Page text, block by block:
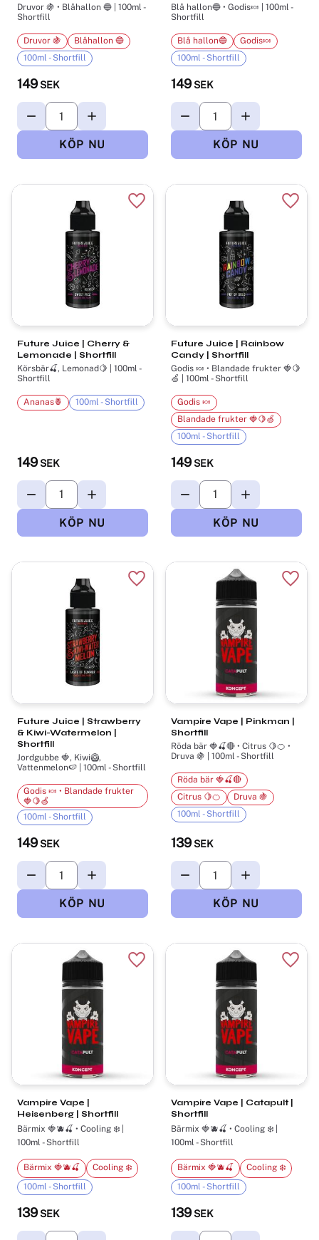
Druvor 🍇 • Blåhallon 🔵 | 100ml -
Shortfill
149 SEK
Druvor 🍇
Blåhallon 🔵
100ml - Shortfill
Blå hallon🔵 • Godis🍬 | 100ml -
Shortfill
149 SEK
Blå hallon🔵
Godis🍬
100ml - Shortfill
Future Juice | Cherry &
Lemonade | Shortfill
Körsbär🍒, Lemonad🍋 | 100ml -
Shortfill
149 SEK
Ananas🍍 100ml - Shortfill
Lägg till i favoriter
Future Juice | Rainbow
Candy | Shortfill
Godis 🍬 • Blandade frukter 🍓🍋
🍏 | 100ml - Shortfill
149 SEK
Godis 🍬
Blandade frukter 🍓🍋🍏
100ml - Shortfill
Future Juice | Strawberry
& Kiwi-Watermelon |
Shortfill
Jordgubbe 🍓, Kiwi🥝,
Vattenmelon🍉 | 100ml - Shortfill
149 SEK
Godis 🍬 • Blandade frukter
🍓🍋🍏
100ml - Shortfill
Lägg till i favoriter
Vampire Vape | Pinkman |
Shortfill
Röda bär 🍓🍒🔴 • Citrus 🍋🍊 •
Druva 🍇 | 100ml - Shortfill
139 SEK
Röda bär 🍓🍒🔴
Citrus 🍋🍊
Druva 🍇
100ml - Shortfill
Vampire Vape |
Heisenberg | Shortfill
Bärmix 🍓🫐🍒 • Cooling ❄️ |
100ml - Shortfill
139 SEK
Bärmix 🍓🫐🍒
Cooling ❄️
100ml - Shortfill
Lägg till i favoriter
Vampire Vape | Catapult |
Shortfill
Bärmix 🍓🫐🍒 • Cooling ❄️ |
100ml - Shortfill
139 SEK
Bärmix 🍓🫐🍒
Cooling ❄️
100ml - Shortfill